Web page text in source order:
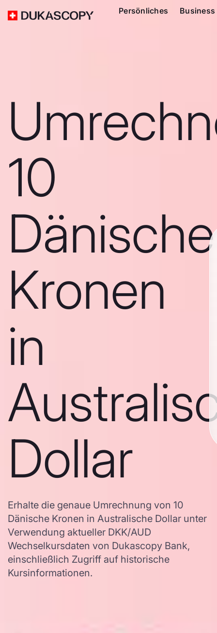
Persönliches Business
10
Dänische
Kronen
in
Dollar
Erhalte die genaue Umrechnung von 10
Dänische Kronen in Australische Dollar unter
Verwendung aktueller DKK/AUD
Wechselkursdaten von Dukascopy Bank,
einschließlich Zugriff auf historische
Kursinformationen.